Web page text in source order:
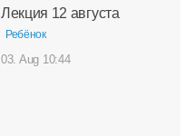
Лекция 12 августа
Ребёнок
03. Aug 10:44